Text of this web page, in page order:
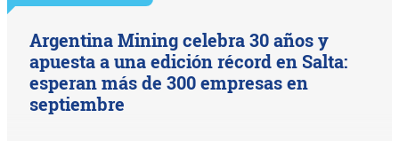
Argentina Mining celebra 30 años y
apuesta a una edición récord en Salta:
esperan más de 300 empresas en
septiembre